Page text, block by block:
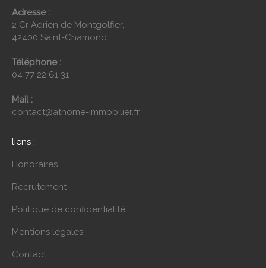
Adresse :
2 Cr Adrien de Montgolfier,
42400 Saint-Chamond
Téléphone :
04 77 22 61 31
Mail :
contact@athome-immobilier.fr
liens :
Honoraires
Recrutement
Politique de confidentialité
Mentions légales
Contact